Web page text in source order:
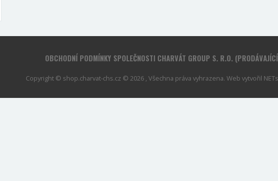
OBCHODNÍ PODMÍNKY SPOLEČNOSTI CHARVÁT GROUP S. R.O.
Copyright © shop.charvat-chs.cz © 2026 , Všechna práva vyhrazena. Web vytvořil